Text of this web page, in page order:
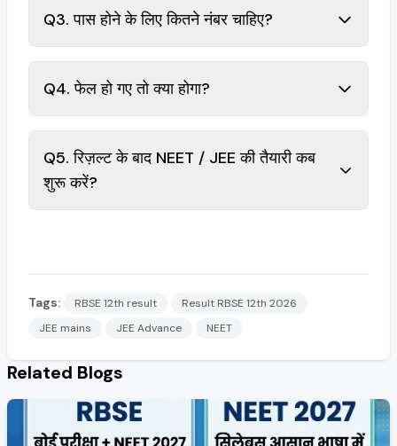
Q3. पास होने के लिए कितने नंबर चाहिए?
Q4. फेल हो गए तो क्या होगा?
Q5. रिज़ल्ट के बाद NEET / JEE की तैयारी कब
शुरू करें?
Tags: RBSE 12th result
Result RBSE 12th 2026
JEE mains
JEE Advance NEET
Related Blogs